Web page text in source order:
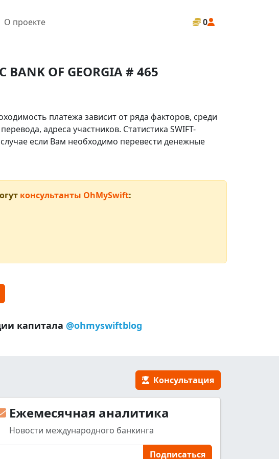
О проекте 0
OF GEORGIA # 465
платежа зависит от ряда факторов, среди
адреса участников. Статистика SWIFT-
если Вам необходимо перевести денежные
консультанты OhMySwift:
капитала @ohmyswiftblog
Консультация
Ежемесячная аналитика
Новости международного банкинга
Подписаться